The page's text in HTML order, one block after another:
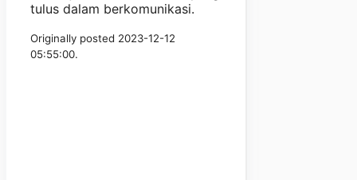
tulus dalam berkomunikasi.
Originally posted 2023-12-12
05:55:00.